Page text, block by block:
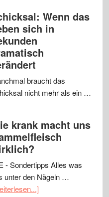
Wenn das
sich in
braucht das
nicht mehr als ein …
krank macht uns
- Sondertipps Alles was
unter den Nägeln …